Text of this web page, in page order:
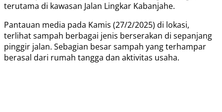
terutama di kawasan Jalan Lingkar Kabanjahe.
Pantauan media pada Kamis (27/2/2025) di lokasi,
terlihat sampah berbagai jenis berserakan di sepanjang
pinggir jalan. Sebagian besar sampah yang terhampar
berasal dari rumah tangga dan aktivitas usaha.